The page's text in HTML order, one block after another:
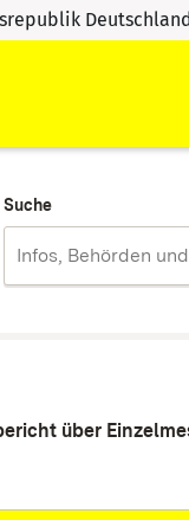
Deutschland
Suche
über